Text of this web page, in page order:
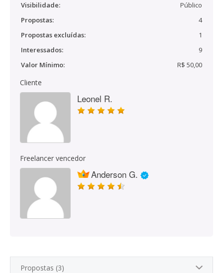
Visibilidade:
Público
Propostas:
4
Propostas excluídas:
1
Interessados:
9
Valor Mínimo:
R$ 50,00
Cliente
Leonel R.
Freelancer vencedor
Anderson G.
Propostas (3)